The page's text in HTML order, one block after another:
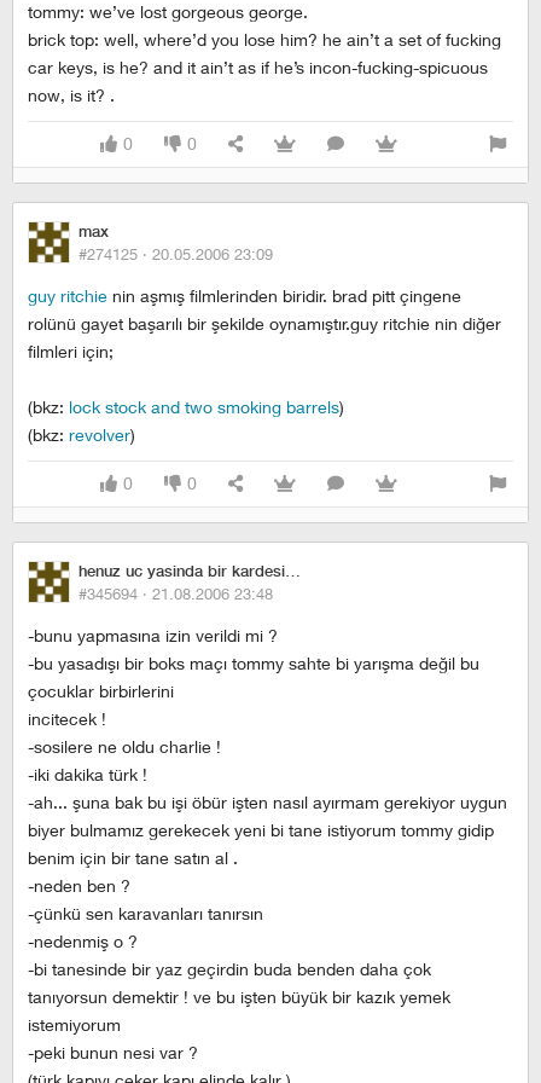
tommy: we’ve lost gorgeous george.
brick top: well, where’d you lose him? he ain’t a set of fucking
car keys, is he? and it ain’t as if he’s incon-fucking-spicuous
now, is it? .
0 0
max
#274125 · 20.05.2006 23:09
guy ritchie nin aşmış filmlerinden biridir. brad pitt çingene
rolünü gayet başarılı bir şekilde oynamıştır.guy ritchie nin diğer
filmleri için;
(bkz: lock stock and two smoking barrels)
(bkz: revolver)
0 0
#345694 · 21.08.2006 23:48
-bunu yapmasına izin verildi mi ?
-bu yasadışı bir boks maçı tommy sahte bi yarışma değil bu
çocuklar birbirlerini
incitecek !
-sosilere ne oldu charlie !
-iki dakika türk !
-ah... şuna bak bu işi öbür işten nasıl ayırmam gerekiyor uygun
biyer bulmamız gerekecek yeni bi tane istiyorum tommy gidip
benim için bir tane satın al .
-neden ben ?
-çünkü sen karavanları tanırsın
-nedenmiş o ?
-bi tanesinde bir yaz geçirdin buda benden daha çok
tanıyorsun demektir ! ve bu işten büyük bir kazık yemek
istemiyorum
-peki bunun nesi var ?